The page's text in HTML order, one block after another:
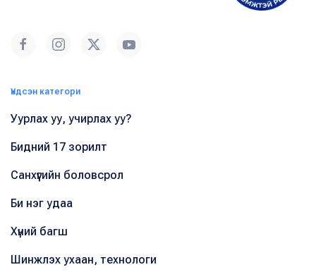
Үндсэн категори
Уурлах уу, учирлах уу?
Бидний 17 зорилт
Санхүүгийн боловсрол
Би нэг удаа
Хүний багш
Шинжлэх ухаан, технологи